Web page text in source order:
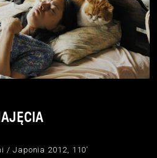
/ Japonia 2012, 110’